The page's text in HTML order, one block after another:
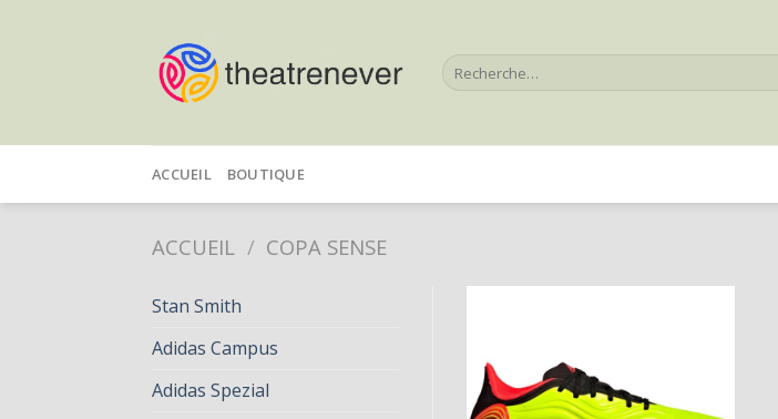
Recherche
pour :
ACCUEIL BOUTIQUE
ACCUEIL / COPA SENSE
Stan Smith
Adidas Campus
Adidas Spezial